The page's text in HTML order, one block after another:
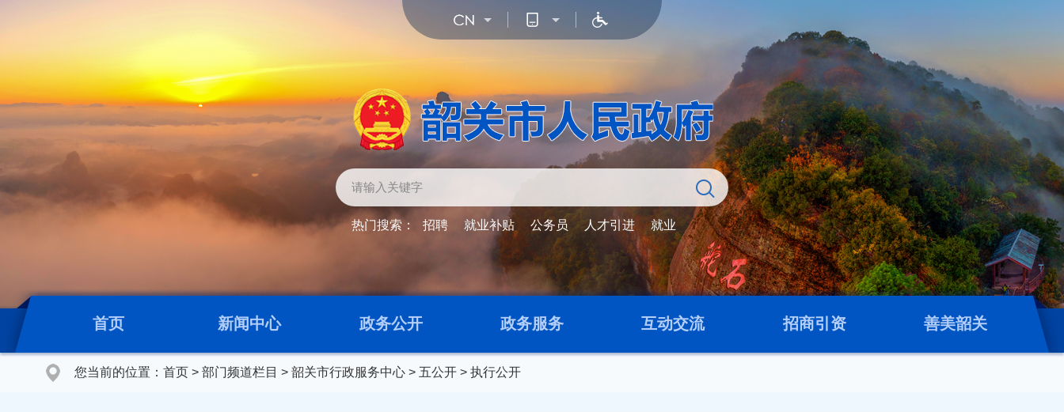
热门搜索： 招聘 就业补贴 公务员 人才引进 就业
首页 新闻中心 政务公开 政务服务 互动交流 招商引资 善美韶关
您当前的位置： 首页 > 部门频道栏目 > 韶关市行政服务中心 > 五公开 > 执行公开